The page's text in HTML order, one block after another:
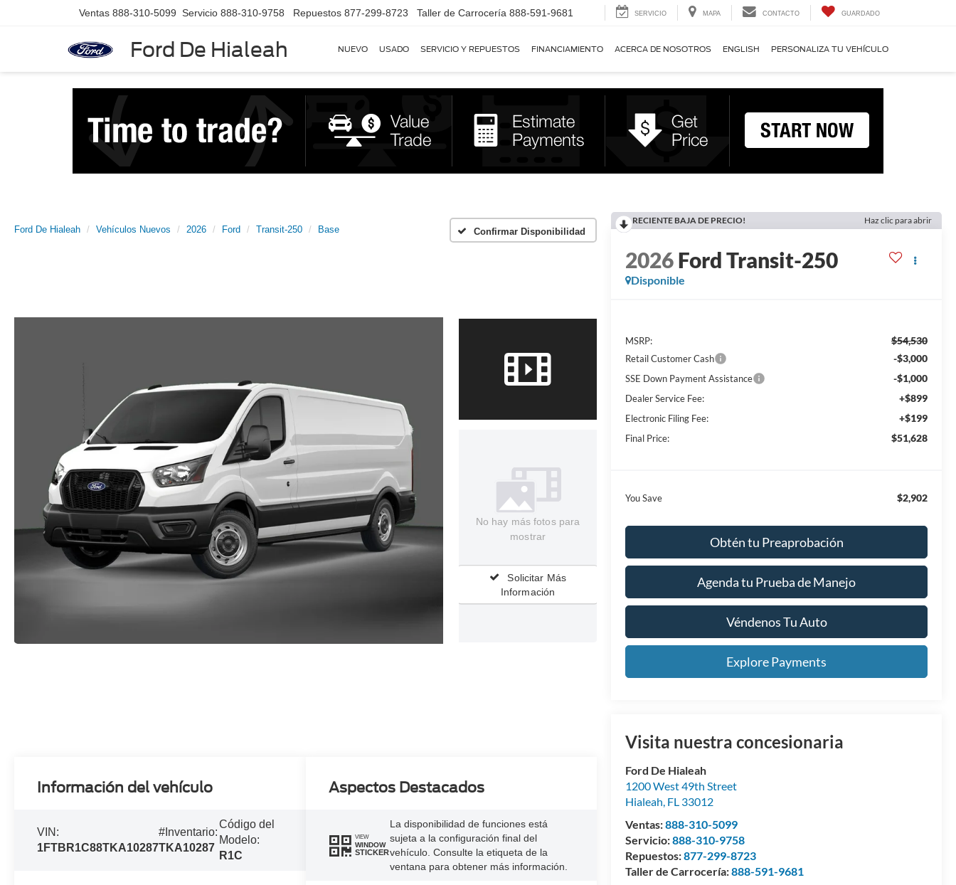
Ford De Hialeah
Ventas 888-310-5099 Servicio 888-310-9758 Repuestos 877-299-8723 Taller de Carrocería 888-591-9681 SERVICIO MAPA CONTACTO GUARDADO
NUEVO USADO SERVICIO Y REPUESTOS FINANCIAMIENTO ACERCA DE NOSOTROS ENGLISH PERSONALIZA TU VEHÍCULO
Ford De Hialeah Vehículos Nuevos 2026 Ford Transit-250 Base Confirmar Disponibilidad
No hay más fotos para
mostrar
Solicitar Más
Información
RECIENTE BAJA DE PRECIO! Haz clic para abrir
2026Ford Transit-250
Disponible
MSRP: $54,530
Retail Customer Cash -$3,000
SSE Down Payment Assistance -$1,000
Dealer Service Fee: +$899
Electronic Filing Fee: +$199
Final Price: $51,628
You Save $2,902
Obtén tu Preaprobación
Agenda tu Prueba de Manejo
Véndenos Tu Auto
Explore Payments
Visita nuestra concesionaria
Ford De Hialeah
1200 West 49th Street
Hialeah, FL 33012
Ventas:888-310-5099
Servicio:888-310-9758
Repuestos:877-299-8723
Taller de Carrocería:888-591-9681
Información del vehículo
VIN:
1FTBR1C88TKA10287
#Inventario:
TKA10287
Código del
Modelo:
R1C
Aspectos Destacados
VIEW
WINDOW
STICKER
La disponibilidad de funciones está
sujeta a la configuración final del
vehículo. Consulte la etiqueta de la
ventana para obtener más información.